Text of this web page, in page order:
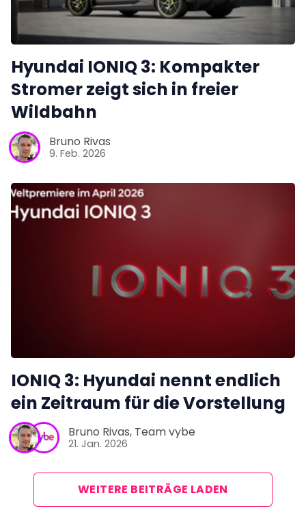
Hyundai IONIQ 3: Kompakter
Stromer zeigt sich in freier
Wildbahn
Bruno Rivas
9. Feb. 2026
IONIQ 3: Hyundai nennt endlich
ein Zeitraum für die Vorstellung
Bruno Rivas, Team vybe
21. Jan. 2026
WEITERE BEITRÄGE LADEN